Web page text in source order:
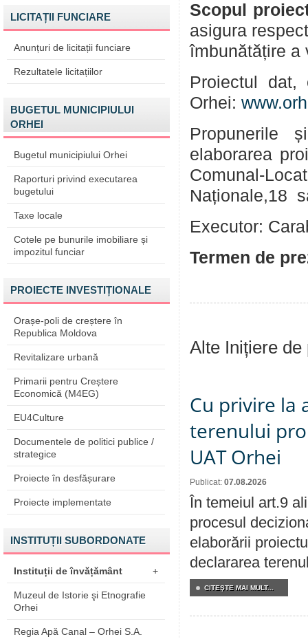
LICITAȚII FUNCIARE
Anunțuri de licitații funciare
Rezultatele licitațiilor
BUGETUL MUNICIPIULUI
ORHEI
Bugetul municipiului Orhei
Raporturi privind executarea
bugetului
Taxe locale
Cotele pe bunurile imobiliare și
impozitul funciar
PROIECTE INVESTIȚIONALE
Orașe-poli de creștere în
Republica Moldova
Revitalizare urbană
Primarii pentru Creștere
Economică (M4EG)
EU4Culture
Documentele de politici publice /
strategice
Proiecte în desfășurare
Proiecte implementate
INSTITUȚII SUBORDONATE
Instituții de învățământ +
Muzeul de Istorie şi Etnografie
Orhei
Regia Apă Canal – Orhei S.A.
Scopul
asigura
îmbunătățire a
Proiectul dat,
Orhei:
Propunerile
elaborarea
Comunal-
Naționale,18
Executor:
Termen de
Alte Inițiere de
Cu privire la
terenului
UAT Orhei
Publicat: 07.08.2026
În temeiul art.9
procesul
elaborării
declararea
CITEŞTE MAI MULT...